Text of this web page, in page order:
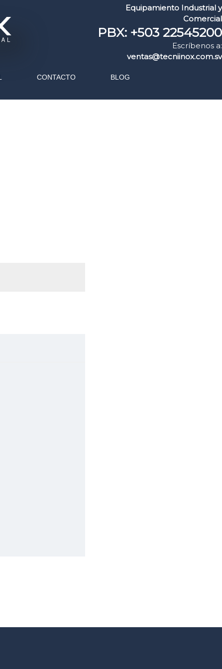
Equipamiento Industrial y
Comercial
PBX: +503 22545200
Escríbenos a:
ventas@tecniinox.com.sv
CONTACTO BLOG